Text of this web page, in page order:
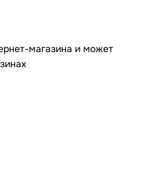
магазина и может